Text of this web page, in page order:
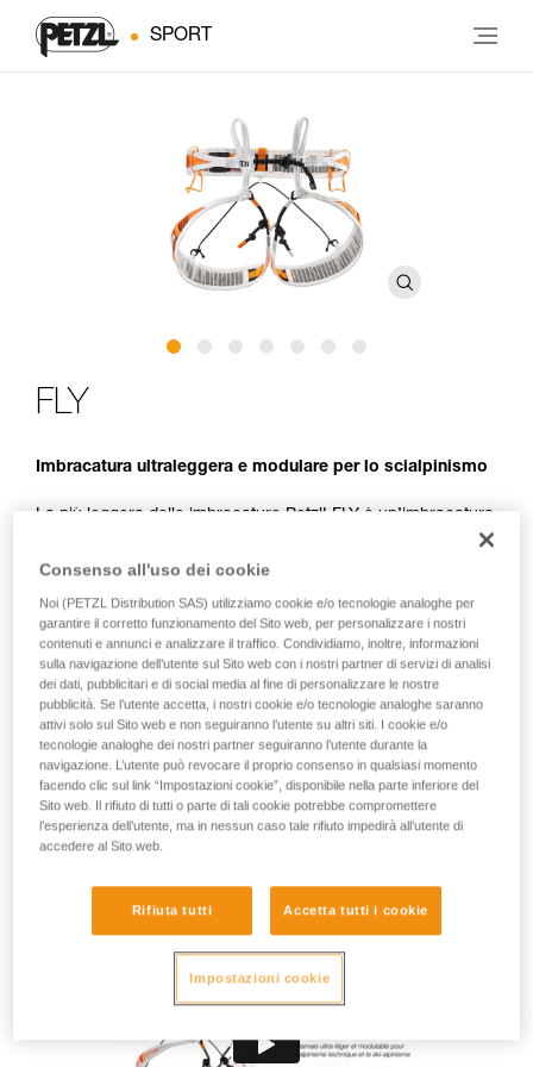
SPORT
FLY
Imbracatura ultraleggera e modulare per lo scialpinismo
La più leggera delle imbracature Petzl! FLY è un’imbracatura
minimale appositamente studiata per le escursioni tecniche
di alpinismo e scialpinismo. Pratica, può essere indossata
alle imbottiture amovibili della cintura e dei cosciali che
consentono di adattarne il comfort e la leggerezza. I
portamateriali e passanti portachiodi consentono di tenere
sempre a portata di mano l’attrezzatura.
Avete bisogno d'aiuto per trovare l'imbragatura che fa per
voi?
TROVARE L'IMBRAGATURA GIUSTA
Consenso all'uso dei cookie
Noi (PETZL Distribution SAS) utilizziamo cookie e/o tecnologie analoghe per
garantire il corretto funzionamento del Sito web, per personalizzare i nostri
contenuti e annunci e analizzare il traffico. Condividiamo, inoltre, informazioni
sulla navigazione dell’utente sul Sito web con i nostri partner di servizi di analisi
dei dati, pubblicitari e di social media al fine di personalizzare le nostre
pubblicità. Se l’utente accetta, i nostri cookie e/o tecnologie analoghe saranno
attivi solo sul Sito web e non seguiranno l’utente su altri siti. I cookie e/o
tecnologie analoghe dei nostri partner seguiranno l’utente durante la
navigazione. L’utente può revocare il proprio consenso in qualsiasi momento
facendo clic sul link “Impostazioni cookie”, disponibile nella parte inferiore del
Sito web. Il rifiuto di tutti o parte di tali cookie potrebbe compromettere
l’esperienza dell’utente, ma in nessun caso tale rifiuto impedirà all’utente di
accedere al Sito web.
Rifiuta tutti Accetta tutti i cookie
Impostazioni cookie